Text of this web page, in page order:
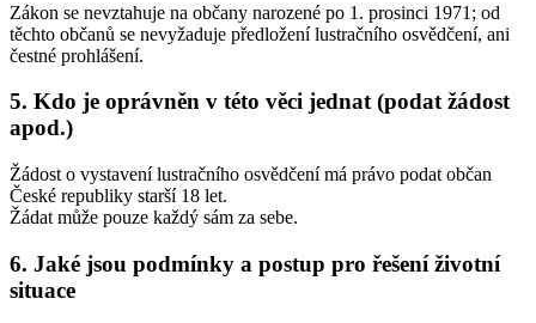
Zákon se nevztahuje na občany narozené po 1. prosinci 1971 ; od
těchto občanů se nevyžaduje předložení lustračního osvědčení, ani
čestné prohlášení.
5. Kdo je oprávněn v této věci jednat (podat žádost
apod.)
Žádost o vystavení lustračního osvědčení má právo podat občan
České republiky starší 18 let.
Žádat může pouze každý sám za sebe.
6. Jaké jsou podmínky a postup pro řešení životní
situace